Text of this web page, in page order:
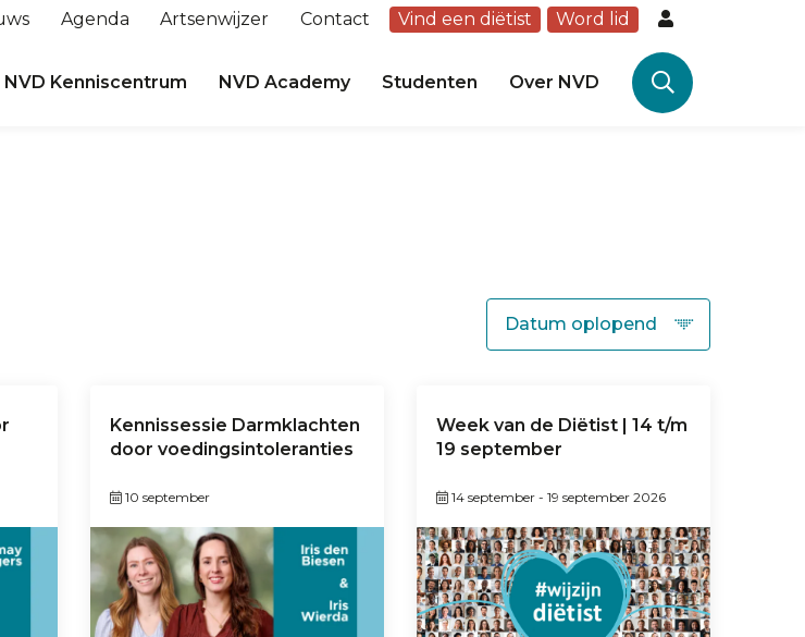
Agenda Artsenwijzer Contact Vind een diëtist Word lid
NVD Kenniscentrum NVD Academy Studenten Over NVD
Kennissessie Darmklachten
door voedingsintoleranties
10 september
Week van de Diëtist | 14 t/m
19 september
14 september- 19 september 2026